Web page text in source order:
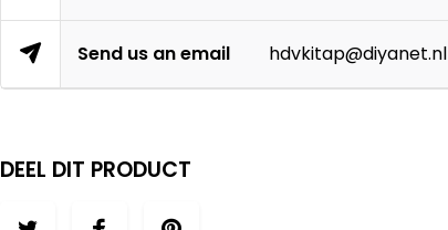
Send us an email hdvkitap@diyanet.nl
DEEL DIT PRODUCT